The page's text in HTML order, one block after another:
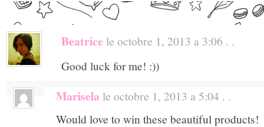
Beatrice le octobre 1, 2013 a 3:06 . .
Good luck for me! :))
Marisela le octobre 1, 2013 a 5:04 . .
Would love to win these beautiful products!